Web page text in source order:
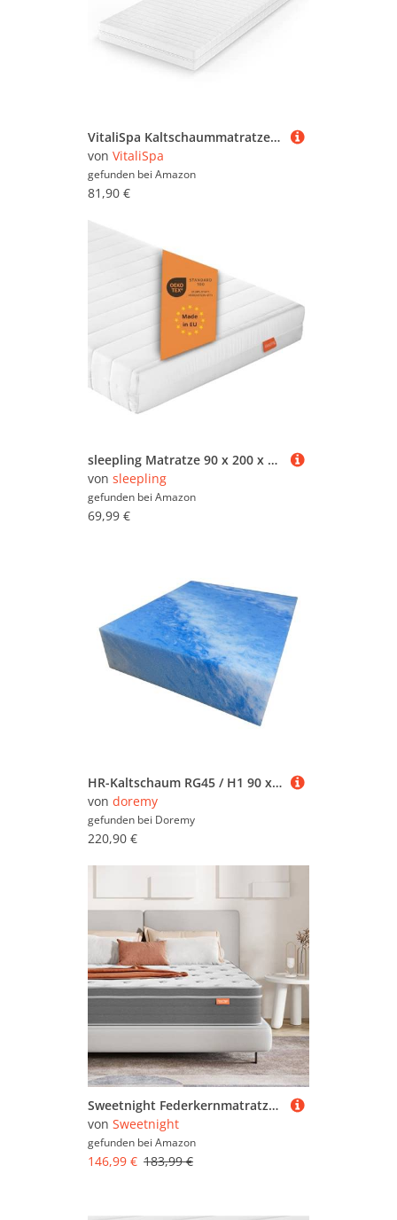
VitaliSpa Kaltschaummatratze, 7-Zonen Matratze, Weiß, 90 x 200 cm H3 Härtegrad, 7Zonen
von VitaliSpa
gefunden bei Amazon
81,90 €
sleepling Matratze 90 x 200 x 15 cm, Rollmatratze Gästematratze, Komfort- Kaltschaummatratze, Made in EU, Bezug waschbar, Ökotex 100, Härtegrad 2, weiß
von sleepling
gefunden bei Amazon
69,99 €
HR-Kaltschaum RG45 / H1 90 x 200 cm 20 cm nein
von doremy
gefunden bei Doremy
220,90 €
Sweetnight Federkernmatratze 90 x 200 cm Tonnentaschenfederkernmatratze mit Kaltschaum Mittelfest Härtegrad h2 Höhe 25 cm (90 x 200 x 25 cm)
von Sweetnight
gefunden bei Amazon
146,99 € 183,99 €